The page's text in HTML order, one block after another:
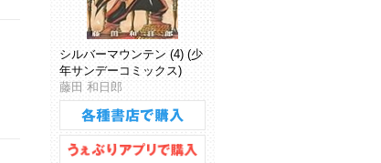
シルバーマウンテン (4) (少
年サンデーコミックス)
藤田 和日郎